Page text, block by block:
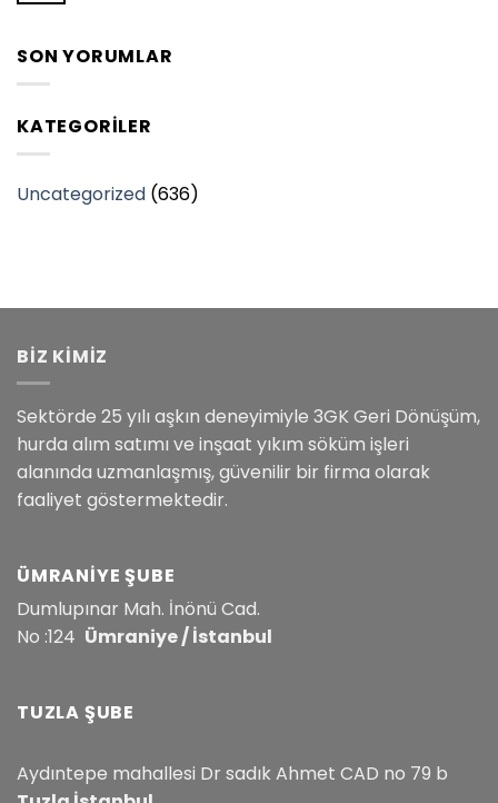
SON YORUMLAR
KATEGORILER
Uncategorized (636)
BİZ KİMİZ
Sektörde 25 yılı aşkın deneyimiyle 3GK Geri Dönüşüm,
hurda alım satımı ve inşaat yıkım söküm işleri
alanında uzmanlaşmış, güvenilir bir firma olarak
faaliyet göstermektedir.
ÜMRANIYE ŞUBE
Dumlupınar Mah. İnönü Cad.
No :124 Ümraniye / İstanbul
TUZLA ŞUBE
Aydıntepe mahallesi Dr sadık Ahmet CAD no 79 b